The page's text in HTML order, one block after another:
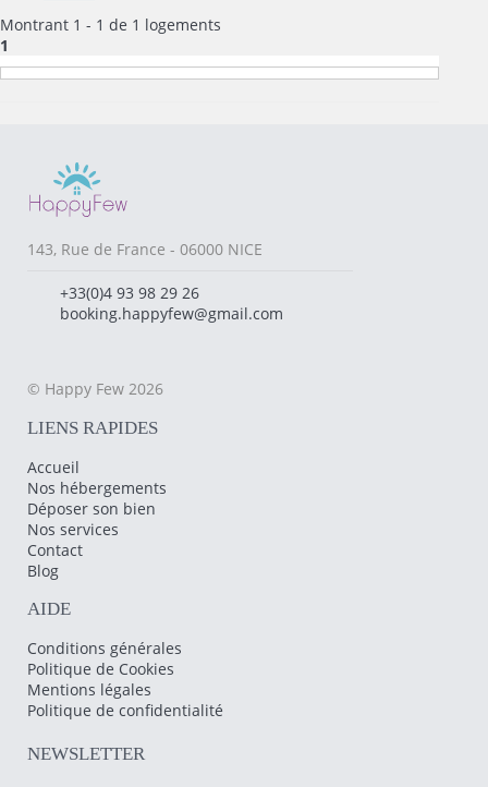
Montrant 1 - 1 de 1 logements
1
143, Rue de France - 06000 NICE
+33(0)4 93 98 29 26
booking.happyfew@gmail.com
© Happy Few 2026
LIENS RAPIDES
Accueil
Nos hébergements
Déposer son bien
Nos services
Contact
Blog
AIDE
Conditions générales
Politique de Cookies
Mentions légales
Politique de confidentialité
NEWSLETTER